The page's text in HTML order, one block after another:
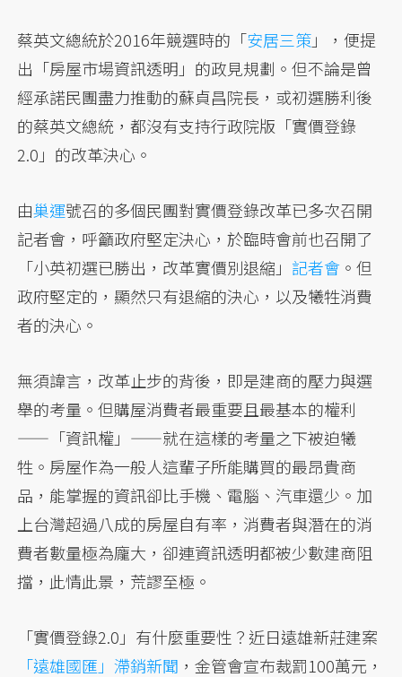
蔡英文總統於2016年競選時的「安居三策」，便提
出「房屋市場資訊透明」的政見規劃。但不論是曾
經承諾民團盡力推動的蘇貞昌院長，或初選勝利後
的蔡英文總統，都沒有支持行政院版「實價登錄
2.0」的改革決心。
由巢運號召的多個民團對實價登錄改革已多次召開
記者會，呼籲政府堅定決心，於臨時會前也召開了
「小英初選已勝出，改革實價別退縮」 記者會 。但
政府堅定的，顯然只有退縮的決心，以及犧牲消費
者的決心。
無須諱言，改革止步的背後，即是建商的壓力與選
舉的考量。但購屋消費者最重要且最基本的權利
——「資訊權」——就在這樣的考量之下被迫犧
牲。房屋作為一般人這輩子所能購買的最昂貴商
品，能掌握的資訊卻比手機、電腦、汽車還少。加
上台灣超過八成的房屋自有率，消費者與潛在的消
費者數量極為龐大，卻連資訊透明都被少數建商阻
擋，此情此景，荒謬至極。
「實價登錄2.0」有什麼重要性？近日遠雄新莊建案
「遠雄國匯」滯銷新聞 ，金管會宣布裁罰100萬元，